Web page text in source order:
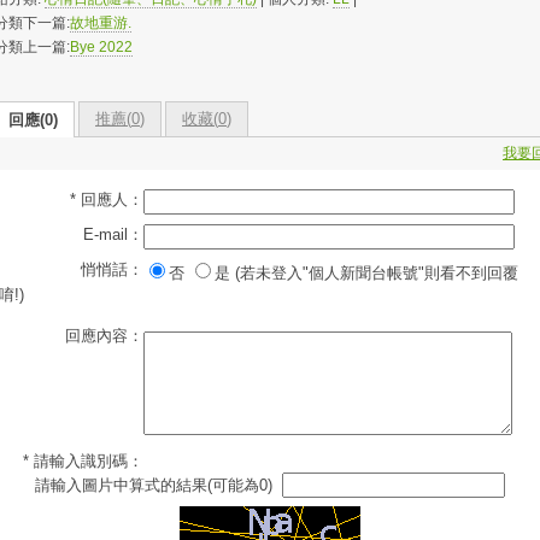
類下一篇:故地重游.
類上一篇:Bye 2022
回應(0) 推薦(0) 收藏(0)
我要
* 回應人：
E-mail：
悄悄話：
否
是 (若未登入"個人新聞台帳號"則看不到回覆
唷!)
回應內容：
* 請輸入識別碼：
請輸入圖片中算式的結果(可能為0)